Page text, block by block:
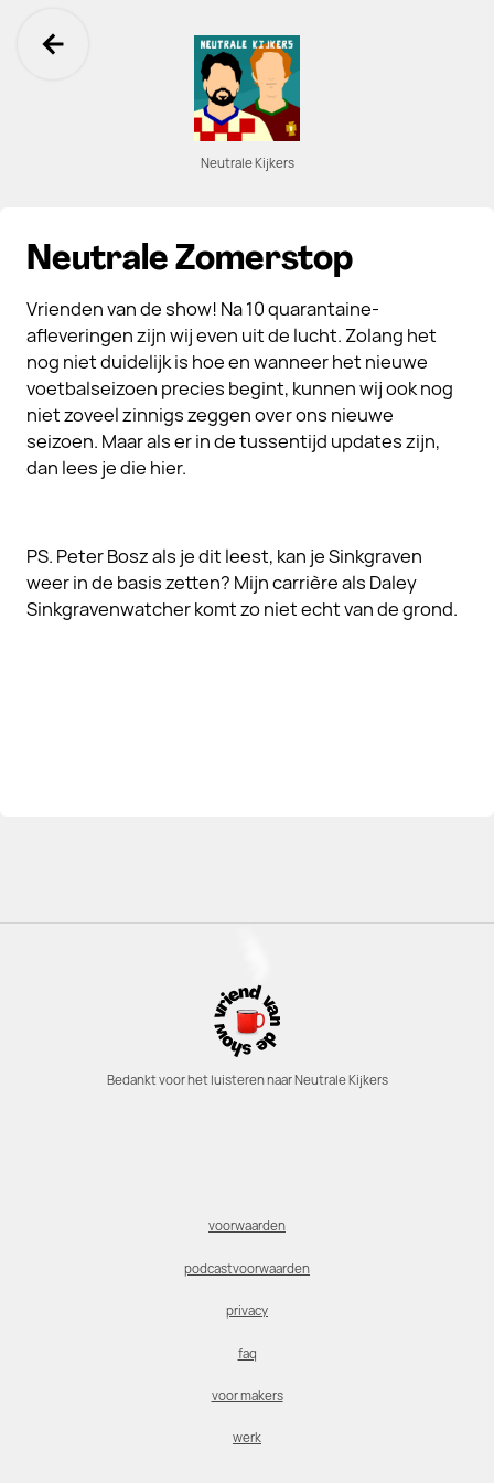
Ga terug
Neutrale Kijkers
Neutrale Zomerstop
Vrienden van de show! Na 10 quarantaine-
afleveringen zijn wij even uit de lucht. Zolang het
nog niet duidelijk is hoe en wanneer het nieuwe
voetbalseizoen precies begint, kunnen wij ook nog
niet zoveel zinnigs zeggen over ons nieuwe
seizoen. Maar als er in de tussentijd updates zijn,
dan lees je die hier.
PS. Peter Bosz als je dit leest, kan je Sinkgraven
weer in de basis zetten? Mijn carrière als Daley
Sinkgravenwatcher komt zo niet echt van de grond.
Bedankt voor het luisteren naar Neutrale Kijkers
voorwaarden
podcastvoorwaarden
privacy
faq
voor makers
werk